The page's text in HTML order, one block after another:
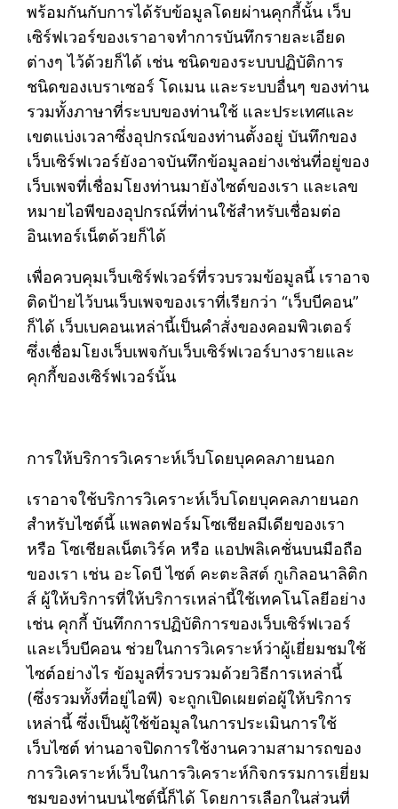
พร้อมกันกับการได้รับข้อมูลโดยผ่านคุกกี้นั้น เว็บ
เซิร์ฟเวอร์ของเราอาจทำการบันทึกรายละเอียด
ต่างๆ ไว้ด้วยก็ได้ เช่น ชนิดของระบบปฏิบัติการ
ชนิดของเบราเซอร์ โดเมน และระบบอื่นๆ ของท่าน
รวมทั้งภาษาที่ระบบของท่านใช้ และประเทศและ
เขตแบ่งเวลาซึ่งอุปกรณ์ของท่านตั้งอยู่ บันทึกของ
เว็บเซิร์ฟเวอร์ยังอาจบันทึกข้อมูลอย่างเช่นที่อยู่ของ
เว็บเพจที่เชื่อมโยงท่านมายังไซต์ของเรา และเลข
หมายไอพีของอุปกรณ์ที่ท่านใช้สำหรับเชื่อมต่อ
อินเทอร์เน็ตด้วยก็ได้
เพื่อควบคุมเว็บเซิร์ฟเวอร์ที่รวบรวมข้อมูลนี้ เราอาจ
ติดป้ายไว้บนเว็บเพจของเราที่เรียกว่า “เว็บบีคอน”
ก็ได้ เว็บเบคอนเหล่านี้เป็นคำสั่งของคอมพิวเตอร์
ซึ่งเชื่อมโยงเว็บเพจกับเว็บเซิร์ฟเวอร์บางรายและ
คุกกี้ของเซิร์ฟเวอร์นั้น
การให้บริการวิเคราะห์เว็บโดยบุคคลภายนอก
เราอาจใช้บริการวิเคราะห์เว็บโดยบุคคลภายนอก
สำหรับไซต์นี้ แพลตฟอร์มโซเชียลมีเดียของเรา
หรือ โซเชียลเน็ตเวิร์ค หรือ แอปพลิเคชั่นบนมือถือ
ของเรา เช่น อะโดบี ไซต์ คะตะลิสต์ กูเกิลอนาลิติก
ส์ ผู้ให้บริการที่ให้บริการเหล่านี้ใช้เทคโนโลยีอย่าง
เช่น คุกกี้ บันทึกการปฏิบัติการของเว็บเซิร์ฟเวอร์
และเว็บบีคอน ช่วยในการวิเคราะห์ว่าผู้เยี่ยมชมใช้
ไซต์อย่างไร ข้อมูลที่รวบรวมด้วยวิธีการเหล่านี้
(ซึ่งรวมทั้งที่อยู่ไอพี) จะถูกเปิดเผยต่อผู้ให้บริการ
เหล่านี้ ซึ่งเป็นผู้ใช้ข้อมูลในการประเมินการใช้
เว็บไซต์ ท่านอาจปิดการใช้งานความสามารถของ
การวิเคราะห์เว็บในการวิเคราะห์กิจกรรมการเยี่ยม
ชมของท่านบนไซต์นี้ก็ได้ โดยการเลือกในส่วนที่